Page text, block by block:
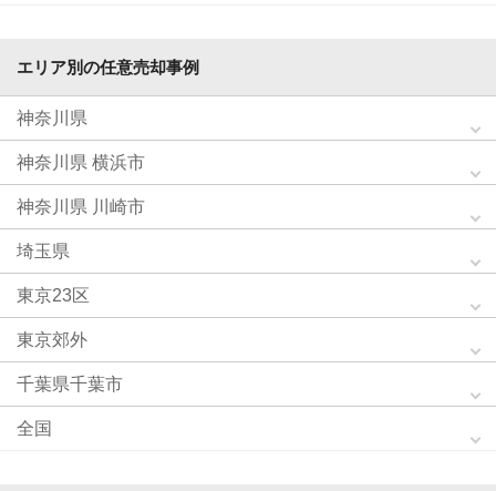
エリア別の任意売却事例
神奈川県
神奈川県 横浜市
神奈川県 川崎市
埼玉県
東京23区
東京郊外
千葉県千葉市
全国